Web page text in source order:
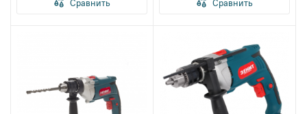
Сравнить Сравнить